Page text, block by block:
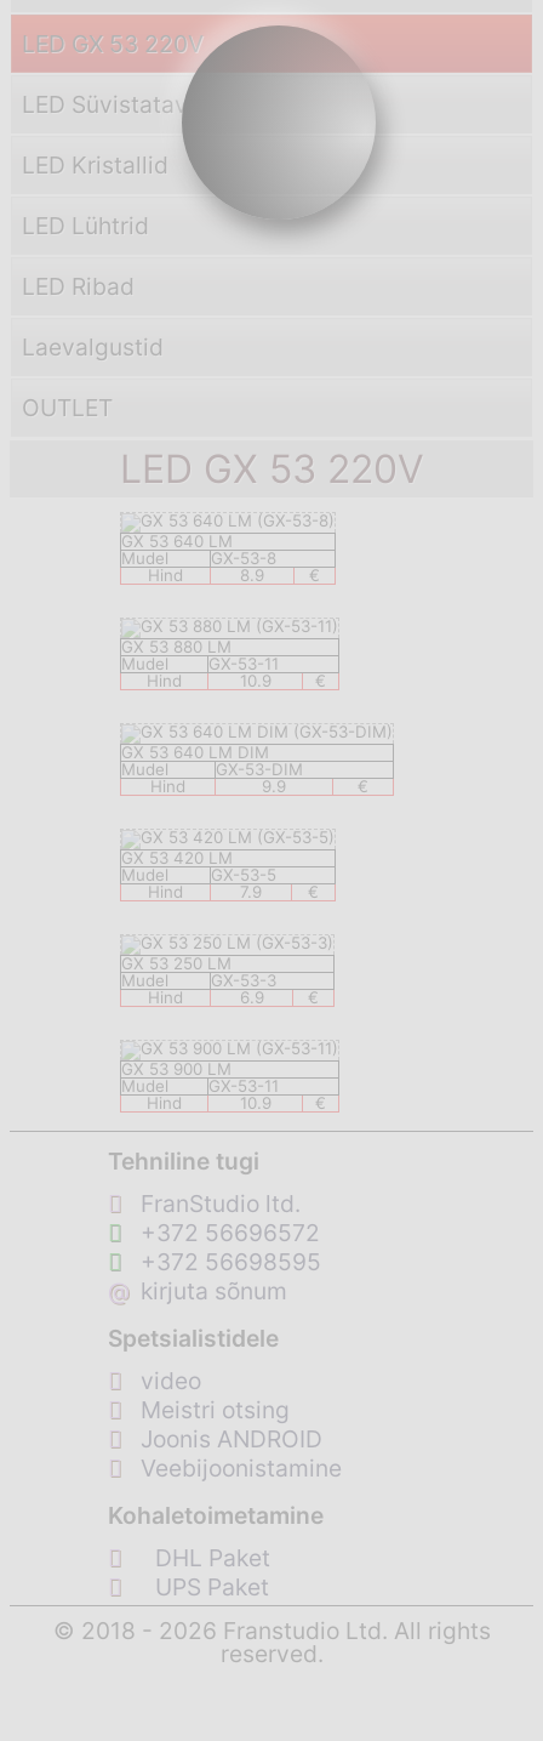
LED GX 53 220V
LED Süvistatav
LED Kristallid
LED Lühtrid
LED Ribad
Laevаlgustid
OUTLET
LED GX 53 220V
GX 53 640 LM
Mudel
GX-53-8
Hind
8.9 €
GX 53 880 LM
Mudel
GX-53-11
Hind
10.9 €
GX 53 640 LM DIM
Mudel
GX-53-DIM
Hind
9.9 €
GX 53 420 LM
Mudel
GX-53-5
Hind
7.9 €
GX 53 250 LM
Mudel
GX-53-3
Hind
6.9 €
GX 53 900 LM
Mudel
GX-53-11
Hind
10.9 €
Tehniline tugi
FranStudio ltd.
+372 56696572
+372 56698595
@ kirjuta sõnum
Spetsialistidele
video
Meistri otsing
Joonis ANDROID
Veebijoonistamine
Kohaletoimetamine
DHL Paket
UPS Paket
© 2018 - 2026 Franstudio Ltd. All rights
reserved.